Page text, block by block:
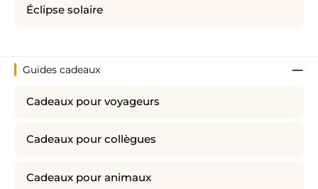
Éclipse solaire
Guides cadeaux
Cadeaux pour voyageurs
Cadeaux pour collègues
Cadeaux pour animaux